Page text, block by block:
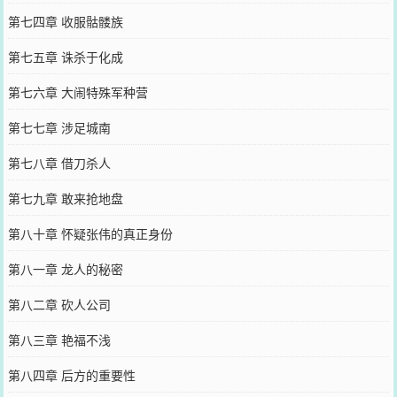
第七四章 收服骷髅族
第七五章 诛杀于化成
第七六章 大闹特殊军种营
第七七章 涉足城南
第七八章 借刀杀人
第七九章 敢来抢地盘
第八十章 怀疑张伟的真正身份
第八一章 龙人的秘密
第八二章 砍人公司
第八三章 艳福不浅
第八四章 后方的重要性